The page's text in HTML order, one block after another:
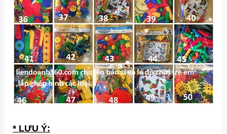
* LƯU Ý: